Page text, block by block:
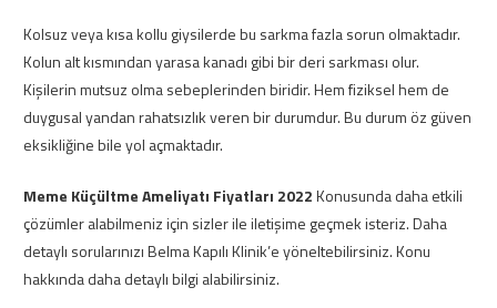
Kolsuz veya kısa kollu giysilerde bu sarkma fazla sorun olmaktadır.
Kolun alt kısmından yarasa kanadı gibi bir deri sarkması olur.
Kişilerin mutsuz olma sebeplerinden biridir. Hem fiziksel hem de
duygusal yandan rahatsızlık veren bir durumdur. Bu durum öz güven
eksikliğine bile yol açmaktadır.
Meme Küçültme Ameliyatı Fiyatları 2022Konusunda daha etkili
çözümler alabilmeniz için sizler ile iletişime geçmek isteriz. Daha
detaylı sorularınızı Belma Kapılı Klinik’e yöneltebilirsiniz. Konu
hakkında daha detaylı bilgi alabilirsiniz.